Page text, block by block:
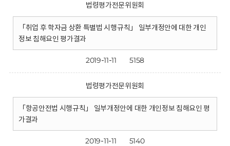
법령평가전문위원회
「취업 후 학자금 상환 특별법 시행규칙」 일부개정안에 대한 개인
정보 침해요인 평가결과
2019-11-11 5158
법령평가전문위원회
「항공안전법 시행규칙」 일부개정안에 대한 개인정보 침해요인 평
가결과
2019-11-11 5140